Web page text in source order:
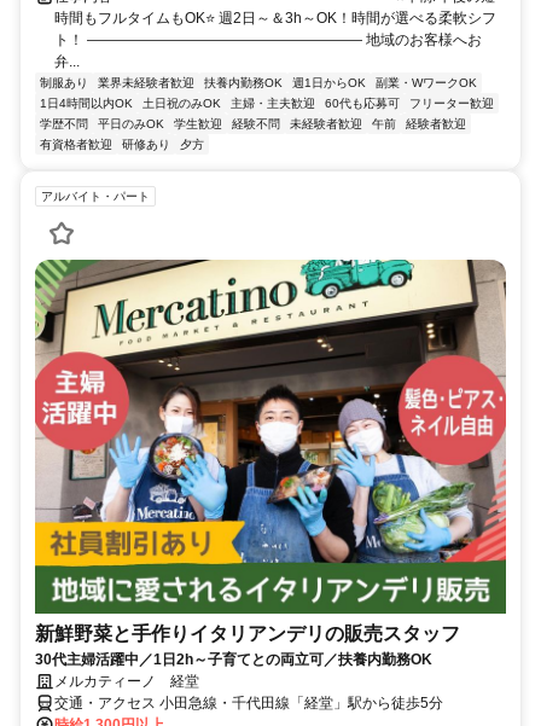
時間もフルタイムもOK⭐ 週2日～＆3h～OK！時間が選べる柔軟シフ
ト！ ――――――――――――――――――― 地域のお客様へお
弁...
制服あり 業界未経験者歓迎 扶養内勤務OK 週1日からOK
副業・WワークOK
1日4時間以内OK
土日祝のみOK 主婦・主夫歓迎 60代も応募可
フリーター歓迎
学歴不問
平日のみOK 学生歓迎 経験不問 未経験者歓迎 午前
経験者歓迎
有資格者歓迎
研修あり 夕方
アルバイト・パート
新鮮野菜と手作りイタリアンデリの販売スタッフ
30代主婦活躍中／1日2h～子育てとの両立可／扶養内勤務OK
メルカティーノ 経堂
交通・アクセス 小田急線・千代田線「経堂」駅から徒歩5分